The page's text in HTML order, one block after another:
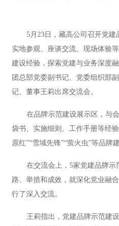
5月23日，藏高公司召开党
实地参观、座谈交流、现场体验
建设经验，探索党建与业务深度
团总部党委副书记、党委组织部
记、董事王莉出席交流会。
在品牌示范建设展示区，与
袋书、实施细则、工作手册等经
原红”“雪域先锋”“萤火虫”等品牌
在交流会上，5家党建品牌
路、举措和成效，就深化党业融
行了深入交流。
王莉指出，党建品牌示范建